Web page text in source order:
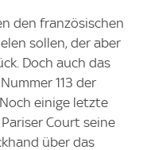
den französischen
sollen, der aber
Doch auch das
113 der
einige letzte
Court seine
über das